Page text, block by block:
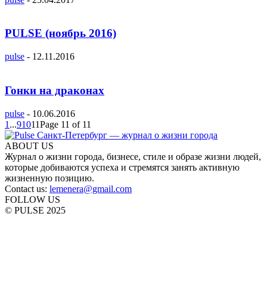
PULSE (ноябрь 2016)
pulse - 12.11.2016
Гонки на драконах
pulse - 10.06.2016
1 ...91011Page 11 of 11
ABOUT US
Журнал о жизни города, бизнесе, стиле и образе жизни людей,
которые добиваются успеха и стремятся занять активную
жизненную позицию.
Contact us: lemenera@gmail.com
FOLLOW US
© PULSE 2025